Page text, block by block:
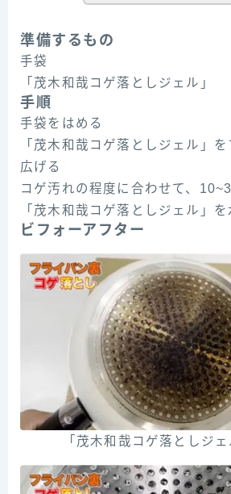
準備するもの
手袋
「茂木和哉コゲ落としジェル」
手順
手袋をはめる
「茂木和哉コゲ落としジェル」
広げる
コゲ汚れの程度に合わせて、
「茂木和哉コゲ落としジェル」
ビフォーアフター
「茂木和哉コゲ落としジ